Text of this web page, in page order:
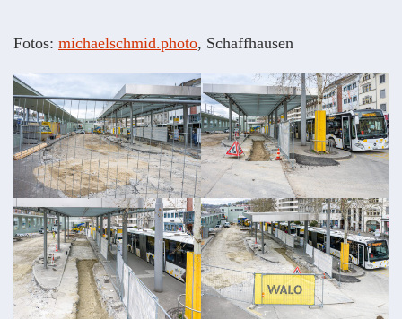
Fotos: michaelschmid.photo, Schaffhausen